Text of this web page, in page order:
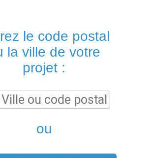
le code postal
la ville de votre
projet :
ou